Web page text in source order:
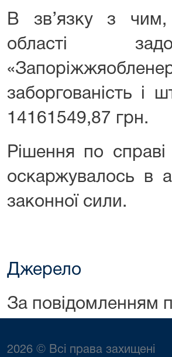
В зв’язку з чим,
області
заборгованість і
14161549,87 грн.
Рішення по
оскаржувалось в
законної сили.
Джерело
За повідомленням
2026 © Всі права захищені